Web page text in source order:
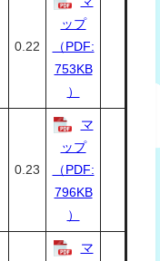
0.22
ップ
（PDF:
753KB
）
0.23
マ
ップ
（PDF:
796KB
）
マ